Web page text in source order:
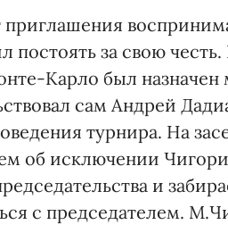
за свою
Карло был
сам Андрей
турнира. На
об исключении
и
с председателем.